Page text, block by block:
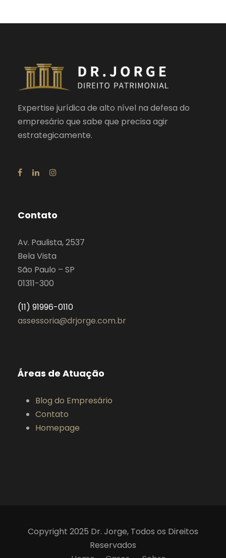
Expertise jurídica de alto nível na defesa do
empresário que sabe que precisa agir
estrategicamente.
Contato
Av. Paulista, 2537
Bela Vista
São Paulo – SP
01311-300
(11) 91996-0110
assessoria@drjorge.com.br
Áreas de Atuação
Blog do Empresário
Contato
Homepage
Copyright 2025 Dr. Jorge, Todos os Direitos
Reservados